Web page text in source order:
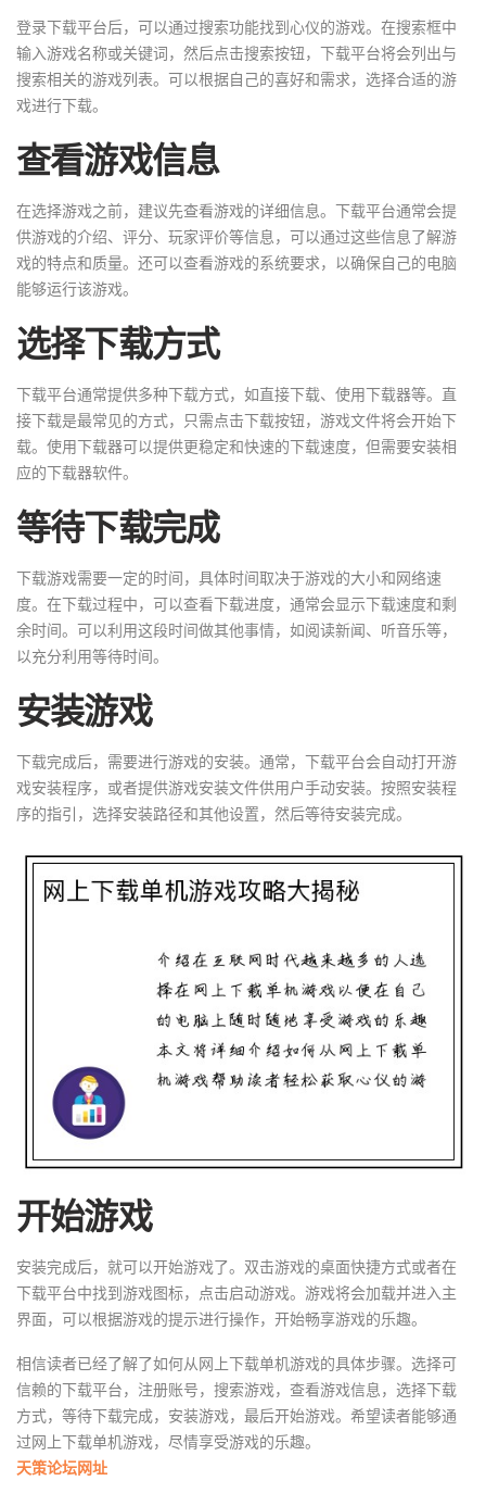
登录下载平台后，可以通过搜索功能找到心仪的游戏。在搜索框中
输入游戏名称或关键词，然后点击搜索按钮，下载平台将会列出与
搜索相关的游戏列表。可以根据自己的喜好和需求，选择合适的游
戏进行下载。
查看游戏信息
在选择游戏之前，建议先查看游戏的详细信息。下载平台通常会提
供游戏的介绍、评分、玩家评价等信息，可以通过这些信息了解游
戏的特点和质量。还可以查看游戏的系统要求，以确保自己的电脑
能够运行该游戏。
选择下载方式
下载平台通常提供多种下载方式，如直接下载、使用下载器等。直
接下载是最常见的方式，只需点击下载按钮，游戏文件将会开始下
载。使用下载器可以提供更稳定和快速的下载速度，但需要安装相
应的下载器软件。
等待下载完成
下载游戏需要一定的时间，具体时间取决于游戏的大小和网络速
度。在下载过程中，可以查看下载进度，通常会显示下载速度和剩
余时间。可以利用这段时间做其他事情，如阅读新闻、听音乐等，
以充分利用等待时间。
安装游戏
下载完成后，需要进行游戏的安装。通常，下载平台会自动打开游
戏安装程序，或者提供游戏安装文件供用户手动安装。按照安装程
序的指引，选择安装路径和其他设置，然后等待安装完成。
开始游戏
安装完成后，就可以开始游戏了。双击游戏的桌面快捷方式或者在
下载平台中找到游戏图标，点击启动游戏。游戏将会加载并进入主
界面，可以根据游戏的提示进行操作，开始畅享游戏的乐趣。
相信读者已经了解了如何从网上下载单机游戏的具体步骤。选择可
信赖的下载平台，注册账号，搜索游戏，查看游戏信息，选择下载
方式，等待下载完成，安装游戏，最后开始游戏。希望读者能够通
过网上下载单机游戏，尽情享受游戏的乐趣。
天策论坛网址